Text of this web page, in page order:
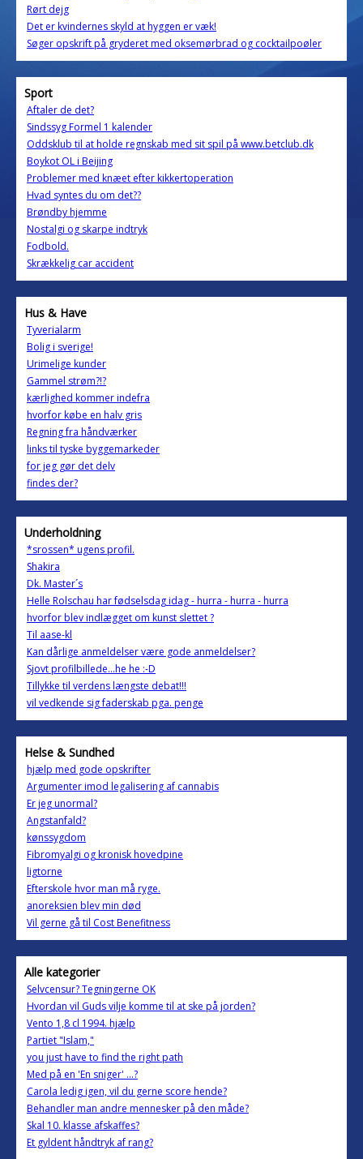
Rørt dejg
Det er kvindernes skyld at hyggen er væk!
Søger opskrift på gryderet med oksemørbrad og cocktailpoøler
Sport
Aftaler de det?
Sindssyg Formel 1 kalender
Oddsklub til at holde regnskab med sit spil på www.betclub.dk
Boykot OL i Beijing
Problemer med knæet efter kikkertoperation
Hvad syntes du om det??
Brøndby hjemme
Nostalgi og skarpe indtryk
Fodbold.
Skrækkelig car accident
Hus & Have
Tyverialarm
Bolig i sverige!
Urimelige kunder
Gammel strøm?!?
kærlighed kommer indefra
hvorfor købe en halv gris
Regning fra håndværker
links til tyske byggemarkeder
for jeg gør det delv
findes der?
Underholdning
*srossen* ugens profil.
Shakira
Dk. Master´s
Helle Rolschau har fødselsdag idag - hurra - hurra - hurra
hvorfor blev indlægget om kunst slettet ?
Til aase-kl
Kan dårlige anmeldelser være gode anmeldelser?
Sjovt profilbillede...he he :-D
Tillykke til verdens længste debat!!!
vil vedkende sig faderskab pga. penge
Helse & Sundhed
hjælp med gode opskrifter
Argumenter imod legalisering af cannabis
Er jeg unormal?
Angstanfald?
kønssygdom
Fibromyalgi og kronisk hovedpine
ligtorne
Efterskole hvor man må ryge.
anoreksien blev min død
Vil gerne gå til Cost Benefitness
Alle kategorier
Selvcensur? Tegningerne OK
Hvordan vil Guds vilje komme til at ske på jorden?
Vento 1,8 cl 1994. hjælp
Partiet "Islam,"
you just have to find the right path
Med på en 'En sniger' ...?
Carola ledig igen, vil du gerne score hende?
Behandler man andre mennesker på den måde?
Skal 10. klasse afskaffes?
Et gyldent håndtryk af rang?